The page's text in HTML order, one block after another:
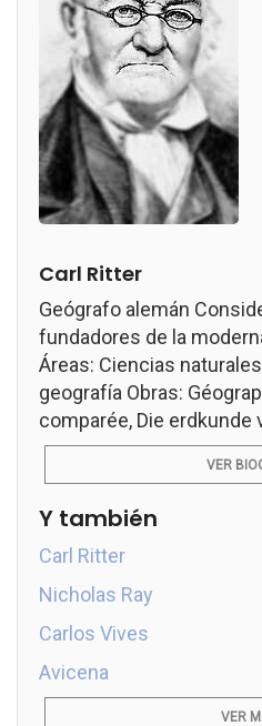
Carl Ritter
Geógrafo alemán
fundadores de la
Áreas: Ciencias
geografía Obras:
comparée, Die erdkunde
VER
Y también
Carl Ritter
Nicholas Ray
Carlos Vives
Avicena
VER